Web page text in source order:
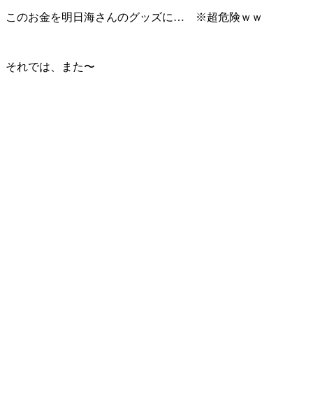
このお金を明日海さんのグッズに… ※超危険ｗｗ
それでは、また〜